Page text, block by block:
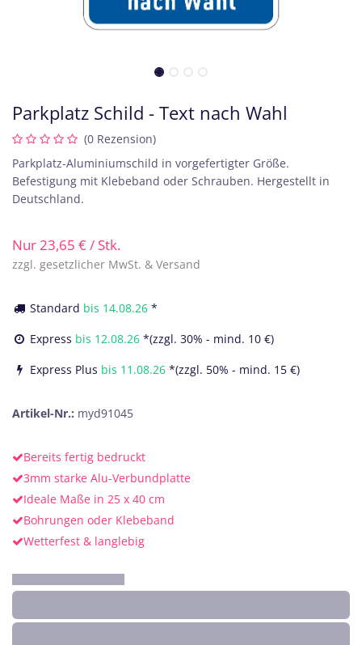
Parkplatz Schild - Text nach Wahl
(0 Rezension)
Parkplatz-Aluminiumschild in vorgefertigter Größe.
Befestigung mit Klebeband oder Schrauben. Hergestellt in
Deutschland.
Nur23,65 €/ Stk.
zzgl. gesetzlicher MwSt. & Versand
Standard bis 14.08.26 *
Express bis 12.08.26 *(zzgl. 30% - mind. 10 €)
Express Plus bis 11.08.26 *(zzgl. 50% - mind. 15 €)
Artikel-Nr.: myd91045
Bereits fertig bedruckt
3mm starke Alu-Verbundplatte
Ideale Maße in 25 x 40 cm
Bohrungen oder Klebeband
Wetterfest & langlebig